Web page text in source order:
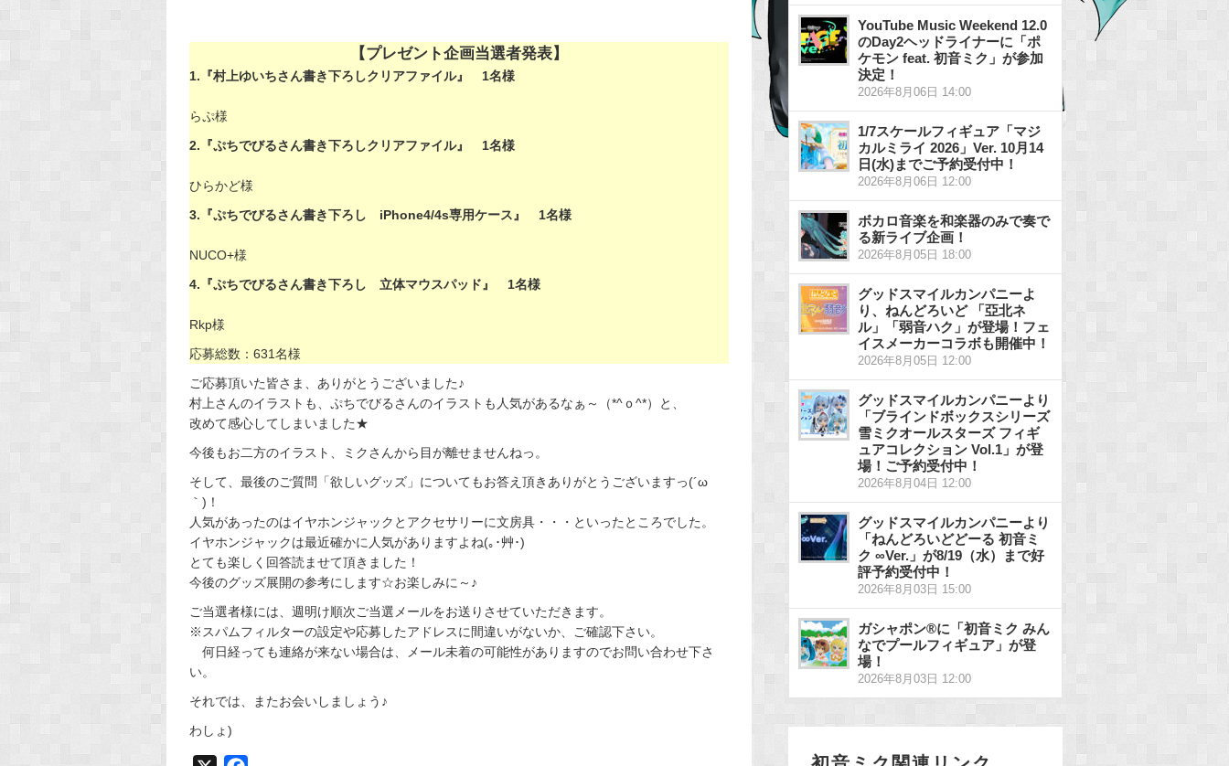
【プレゼント企画当選者発表】
1.『村上ゆいちさん書き下ろしクリアファイル』 1名様
らぷ様
2.『ぷちでびるさん書き下ろしクリアファイル』 1名様
ひらかど様
3.『ぷちでびるさん書き下ろし iPhone4/4s専用ケース』 1名様
NUCO+様
4.『ぷちでびるさん書き下ろし 立体マウスパッド』 1名様
Rkp様
応募総数：631名様
ご応募頂いた皆さま、ありがとうございました♪
村上さんのイラストも、ぷちでびるさんのイラストも人気があるなぁ～（*^ｏ^*）と、
改めて感心してしまいました★
今後もお二方のイラスト、ミクさんから目が離せませんねっ。
そして、最後のご質問「欲しいグッズ」についてもお答え頂きありがとうございますっ(´ω
｀)！
人気があったのはイヤホンジャックとアクセサリーに文房具・・・といったところでした。
イヤホンジャックは最近確かに人気がありますよね(｡･艸･)
とても楽しく回答読ませて頂きました！
今後のグッズ展開の参考にします☆お楽しみに～♪
ご当選者様には、週明け順次ご当選メールをお送りさせていただきます。
※スパムフィルターの設定や応募したアドレスに間違いがないか、ご確認下さい。
何日経っても連絡が来ない場合は、メール未着の可能性がありますのでお問い合わせ下さ
い。
それでは、またお会いしましょう♪
わしょ)
YouTube Music Weekend 12.0
のDay2ヘッドライナーに「ポ
ケモン feat. 初音ミク」が参加
決定！
2026年8月06日 14:00
1/7スケールフィギュア「マジ
カルミライ 2026」Ver. 10月14
日(水)までご予約受付中！
2026年8月06日 12:00
ボカロ音楽を和楽器のみで奏で
る新ライブ企画！
2026年8月05日 18:00
グッドスマイルカンパニーよ
り、ねんどろいど 「亞北ネ
ル」「弱音ハク」が登場！フェ
イスメーカーコラボも開催中！
2026年8月05日 12:00
グッドスマイルカンパニーより
「ブラインドボックスシリーズ
雪ミクオールスターズ フィギ
ュアコレクション Vol.1」が登
場！ご予約受付中！
2026年8月04日 12:00
グッドスマイルカンパニーより
「ねんどろいどどーる 初音ミ
ク ∞Ver.」が8/19（水）まで好
評予約受付中！
2026年8月03日 15:00
ガシャポン®に「初音ミク みん
なでプールフィギュア」が登
場！
2026年8月03日 12:00